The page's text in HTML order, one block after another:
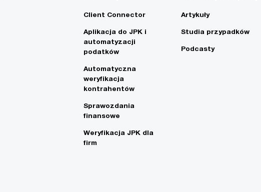
Client Connector
Aplikacja do JPK i
automatyzacji
podatków
Automatyczna
weryfikacja
kontrahentów
Sprawozdania
finansowe
Weryfikacja JPK dla
firm
Artykuły
Studia przypadków
Podcasty